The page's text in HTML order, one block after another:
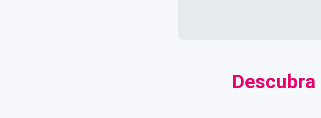
Descubra